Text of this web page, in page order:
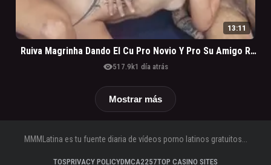
13:11
Ruiva Magrinha Dando El Cu Pro Novio Y Pro Su Amigo Roludo
visibility517.9k1 día atrás
Mostrar más
MMMLatina es tu fuente diaria de vídeos porno latinos gratuitos...
TOSPRIVACY POLICYDMCA2257TOP CASINO SITES